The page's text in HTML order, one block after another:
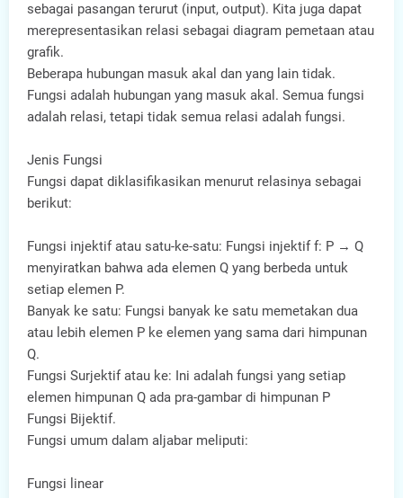
sebagai pasangan terurut (input, output). Kita juga dapat
merepresentasikan relasi sebagai diagram pemetaan atau
grafik.
Beberapa hubungan masuk akal dan yang lain tidak.
Fungsi adalah hubungan yang masuk akal. Semua fungsi
adalah relasi, tetapi tidak semua relasi adalah fungsi.
Jenis Fungsi
Fungsi dapat diklasifikasikan menurut relasinya sebagai
berikut:
Fungsi injektif atau satu-ke-satu: Fungsi injektif f: P → Q
menyiratkan bahwa ada elemen Q yang berbeda untuk
setiap elemen P.
Banyak ke satu: Fungsi banyak ke satu memetakan dua
atau lebih elemen P ke elemen yang sama dari himpunan
Q.
Fungsi Surjektif atau ke: Ini adalah fungsi yang setiap
elemen himpunan Q ada pra-gambar di himpunan P
Fungsi Bijektif.
Fungsi umum dalam aljabar meliputi:
Fungsi linear